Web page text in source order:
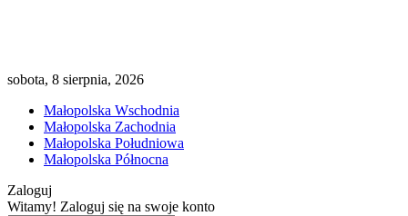
sobota, 8 sierpnia, 2026
Małopolska Wschodnia
Małopolska Zachodnia
Małopolska Południowa
Małopolska Północna
Zaloguj
Witamy! Zaloguj się na swoje konto